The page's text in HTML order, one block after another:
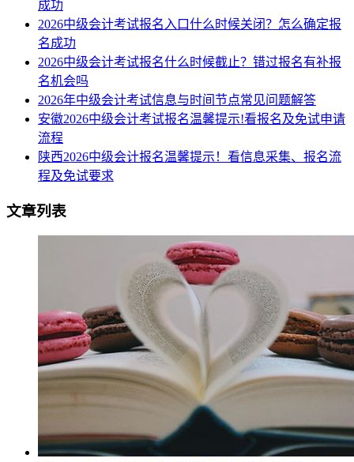
成功
2026中级会计考试报名入口什么时候关闭？怎么确定报
名成功
2026中级会计考试报名什么时候截止？错过报名有补报
名机会吗
2026年中级会计考试信息与时间节点常见问题解答
安徽2026中级会计考试报名温馨提示!看报名及免试申请
流程
陕西2026中级会计报名温馨提示！看信息采集、报名流
程及免试要求
文章列表